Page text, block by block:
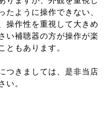
たように操作できない、
操作性を重視して大きめ
い補聴器の方が操作が楽
ともあります。
つきましては、是非当店
い。